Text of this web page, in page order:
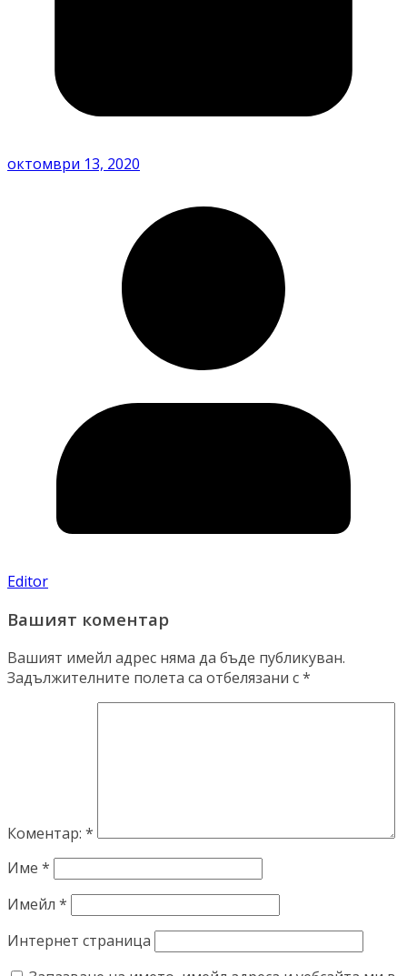
октомври 13, 2020
Editor
Вашият коментар
Вашият имейл адрес няма да бъде публикуван.
Задължителните полета са отбелязани с*
Коментар: *
Име *
Имейл *
Интернет страница